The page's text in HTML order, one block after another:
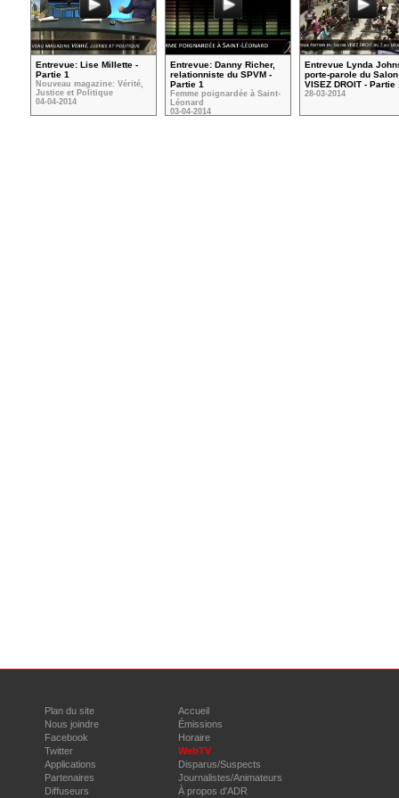
Entrevue: Lise Millette -
Partie 1
Nouveau magazine: Vérité,
Justice et Politique
04-04-2014
Entrevue: Danny Richer,
relationniste du SPVM -
Partie 1
Femme poignardée à Saint-
Léonard
03-04-2014
Entrevue Lynda
porte-parole du Salon
VISEZ DROIT - Partie
28-03-2014
Plan du site
Nous joindre
Facebook
Twitter
Applications
Partenaires
Diffuseurs
Accueil
Émissions
Horaire
WebTV
Disparus/Suspects
Journalistes/Animateurs
À propos d'ADR